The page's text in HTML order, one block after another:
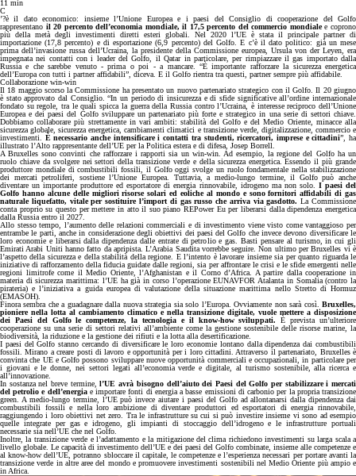
11 min
C
’?è il dato economico: insieme l’Unione Europea e i paesi del Consiglio di cooperazione del Golfo
rappresentano il 20 percento dell’economia mondiale, il 17,5 percento del commercio mondialee coprono
più della metà degli investimenti diretti esteri globali. Nel 2020 l’UE è stata il principale partner di
importazione (17,8 percento) e di esportazione (6,9 percento) del Golfo. E c’è il dato politico: già un mese
prima dell’invasione russa dell’Ucraina, la presidente della Commissione europea, Ursula von der Leyen, era
impegnata nei contatti con i leader del Golfo, il Qatar in particolare, per rimpiazzare il gas importato dalla
Russia e che sarebbe venuto - prima o poi - a mancare. “È importante rafforzare la sicurezza energetica
dell’Europa con tutti i partner affidabili”, diceva. E il Golfo rientra tra questi, partner sempre più affidabile.
Collaborazione win-win
Il 18 maggio scorso la Commissione ha presentato un nuovo partenariato strategico con il Golfo. Il 20 giugno
è stato approvato dal Consiglio. “In un periodo di insicurezza e di sfide significative all’ordine internazionale
fondato su regole, tra le quali spicca la guerra della Russia contro l’Ucraina, è interesse reciproco dell’Unione
Europea e dei paesi del Golfo sviluppare un partenariato più forte e strategico in una serie di settori chiave.
Dobbiamo collaborare più strettamente in vari ambiti: stabilità del Golfo e del Medio Oriente, minacce alla
sicurezza globale, sicurezza energetica, cambiamenti climatici e transizione verde, digitalizzazione, commercio e
investimenti.
È necessario anche intensificare i contatti tra studenti, ricercatori, imprese e cittadini”, ha
illustrato l’Alto rappresentante dell’UE per la Politica estera e di difesa, Josep Borrell.
A Bruxelles sono convinti che rafforzare i rapporti sia un win-win. Ad esempio, la regione del Golfo ha un
ruolo chiave da svolgere nei settori della transizione verde e della sicurezza energetica. Essendo il più grande
produttore mondiale di combustibili fossili, il Golfo oggi svolge un ruolo fondamentale nella stabilizzazione
dei mercati petroliferi, sostiene l’Unione Europea. Tuttavia, a medio-lungo termine, il Golfo può anche
diventare un importante produttore ed esportatore di energia rinnovabile, idrogeno ma non solo.
I paesi del
Golfo hanno alcune delle migliori risorse solari ed eoliche al mondo e sono fornitori affidabili di gas
naturale liquefatto, vitale per sostituire l’import di gas russo che arriva via gasdotto.La Commissione
conta proprio su questo per mettere in atto il suo piano REPower Eu per liberarsi dalla dipendenza energetica
dalla Russia entro il 2027.
Allo stesso tempo, l’aumento delle relazioni commerciali e di investimento viene visto come vantaggioso per
entrambe le parti, anche in considerazione degli obiettivi dei paesi del Golfo che invece devono diversificare le
loro economie e liberarsi dalla dipendenza dalle entrate di petrolio e gas. Basti pensare al turismo, in cui gli
Emirati Arabi Uniti hanno fatto da apripista. L’Arabia Saudita vorrebbe seguire. Non ultimo per Bruxelles vi è
l’aspetto della sicurezza e della stabilità della regione. E l’intento è lavorare insieme sia per quanto riguarda le
iniziative di rafforzamento della fiducia guidate dalle regioni, sia per affrontare le crisi e le sfide emergenti nelle
regioni limitrofe come il Medio Oriente, l’Afghanistan e il Corno d’Africa. A partire dalla cooperazione in
materia di sicurezza marittima: l’UE ha già in corso l’operazione EUNAVFOR Atalanta in Somalia (contro la
pirateria) e l’iniziativa a guida europea di valutazione della situazione marittima nello Stretto di Hormuz
(EMASOH).
Finora sembra che a guadagnare dalla nuova strategia sia solo l’Europa. Ovviamente non sarà così.
Bruxelles,
pioniere nella lotta al cambiamento climatico e nella transizione digitale, vuole mettere a disposizione
dei Paesi del Golfo le competenze, la tecnologia e il know-how sviluppati.
È prevista un’ulteriore
cooperazione su una serie di settori relativi all’ambiente come la gestione sostenibile delle risorse marine, la
biodiversità, la riduzione e la gestione dei rifiuti e la lotta alla desertificazione.
I paesi del Golfo stanno cercando di diversificare le loro economie lontano dalla dipendenza dai combustibili
fossili. Mirano a creare posti di lavoro e opportunità per i loro cittadini. Attraverso il partenariato, Bruxelles è
convinta che UE e Golfo possono sviluppare nuove opportunità commerciali e occupazionali, in particolare per
i giovani e le donne, nei settori legati all’economia verde e digitale, al turismo sostenibile, alla ricerca e
all’innovazione.
In sostanza nel breve termine, l’UE avrà bisogno dell’aiuto dei Paesi del Golfo per stabilizzare i mercati
del petrolio e dell’energia e importare fonti di energia a basse emissioni di carbonio per la propria transizione
green. A medio-lungo termine, l’UE può invece aiutare i paesi del Golfo ad allontanarsi dalla dipendenza dai
combustibili fossili e nella loro ambizione di diventare produttori ed esportatori di energia rinnovabile,
raggiungendo i loro obiettivi net zero. Tra le infrastrutture su cui si può investire insieme vi sono ad esempio
quelle integrate per gas e idrogeno, gli impianti di stoccaggio dell’idrogeno e le infrastrutture portuali
necessarie sia nell’UE che nel Golfo.
Inoltre, la transizione verde e l’adattamento e la mitigazione del clima richiedono investimenti su larga scala a
livello globale. Le capacità di investimento dell’UE e dei paesi del Golfo combinate, insieme alle competenze e
al know-how dell’UE, potranno sbloccare il capitale, le competenze e l’esperienza necessari per portare avanti la
transizione verde in altre aree del mondo e promuovere investimenti sostenibili nel Medio Oriente più ampio e
in Africa.